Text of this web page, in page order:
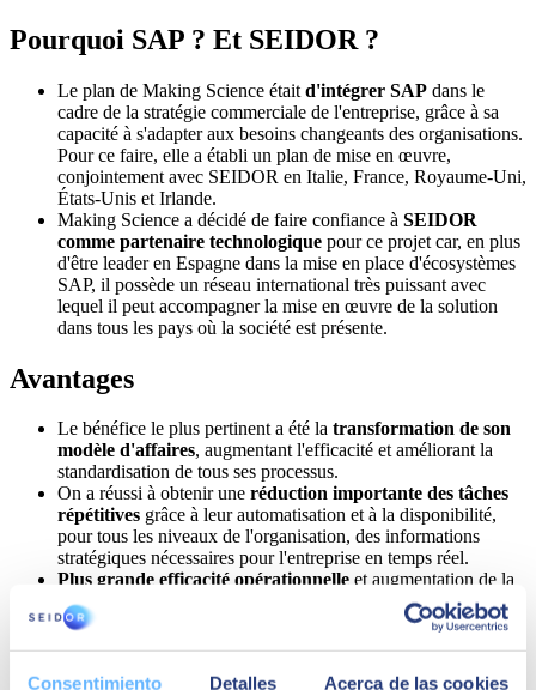
Consentimiento Detalles Acerca de las cookies
Pourquoi SAP ? Et SEIDOR ?
Le plan de Making Science était d'intégrer SAP dans le
cadre de la stratégie commerciale de l'entreprise, grâce à sa
capacité à s'adapter aux besoins changeants des organisations.
Pour ce faire, elle a établi un plan de mise en œuvre,
conjointement avec SEIDOR en Italie, France, Royaume-Uni,
États-Unis et Irlande.
Making Science a décidé de faire confiance à SEIDOR
comme partenaire technologique pour ce projet car, en plus
d'être leader en Espagne dans la mise en place d'écosystèmes
SAP, il possède un réseau international très puissant avec
lequel il peut accompagner la mise en œuvre de la solution
dans tous les pays où la société est présente.
Avantages
Le bénéfice le plus pertinent a été la transformation de son
modèle d'affaires, augmentant l'efficacité et améliorant la
standardisation de tous ses processus.
On a réussi à obtenir une réduction importante des tâches
répétitives grâce à leur automatisation et à la disponibilité,
pour tous les niveaux de l'organisation, des informations
stratégiques nécessaires pour l'entreprise en temps réel.
Plus grande efficacité opérationnelle et augmentation de la
productivité.